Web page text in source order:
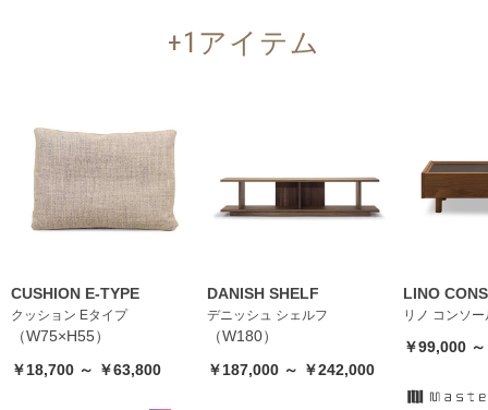
+1アイテム
CUSHION E-TYPE
クッション Eタイプ
（W75×H55）
￥18,700 ～ ￥63,800
DANISH SHELF
デニッシュ シェルフ
（W180）
￥187,000 ～ ￥242,000
LINO
リノ コンソ
￥99,000